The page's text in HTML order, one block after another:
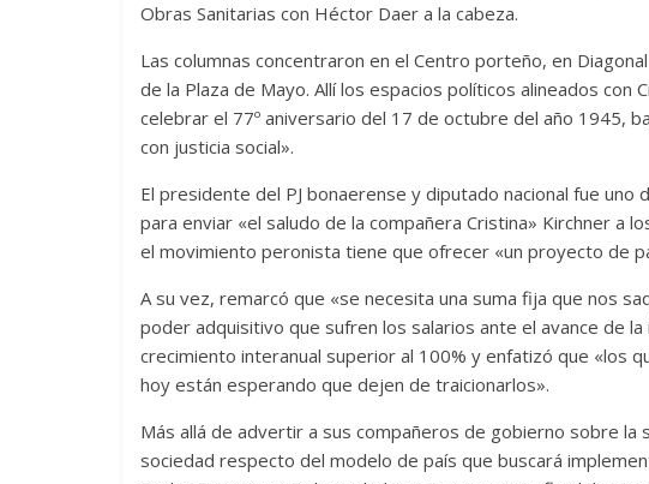
Obras Sanitarias con Héctor Daer a la cabeza.
Las columnas concentraron en el Centro porteño, en
de la Plaza de Mayo. Allí los espacios políticos alineados con
celebrar el 77º aniversario del 17 de octubre del año 1945,
con justicia social».
El presidente del PJ bonaerense y diputado nacional fue
para enviar «el saludo de la compañera Cristina» Kirchner a
el movimiento peronista tiene que ofrecer «un proyecto de
A su vez, remarcó que «se necesita una suma fija que nos
poder adquisitivo que sufren los salarios ante el avance de
crecimiento interanual superior al 100% y enfatizó que «los
hoy están esperando que dejen de traicionarlos».
Más allá de advertir a sus compañeros de gobierno sobre la
sociedad respecto del modelo de país que buscará